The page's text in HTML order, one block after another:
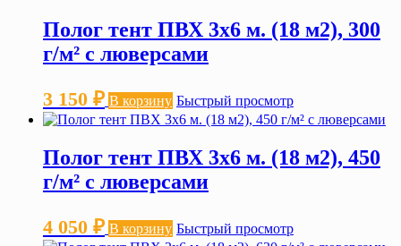
Полог тент ПВХ 3х6 м. (18 м2), 300
г/м² с люверсами
3 150 ₽ В корзину Быстрый просмотр
Полог тент ПВХ 3х6 м. (18 м2), 450
г/м² с люверсами
4 050 ₽ В корзину Быстрый просмотр